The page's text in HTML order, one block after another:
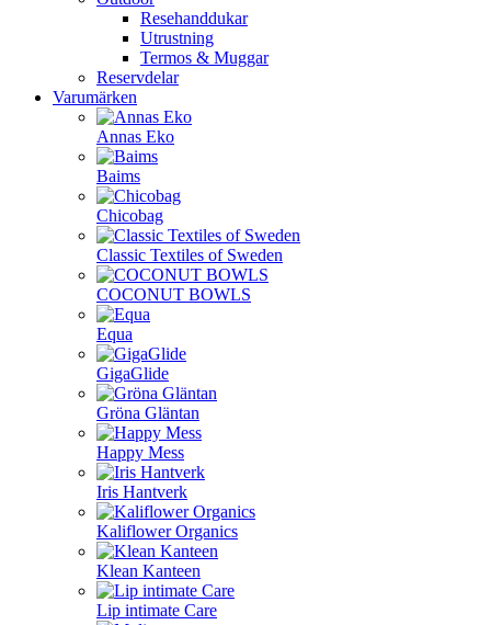
Resehanddukar
Utrustning
Termos & Muggar
Reservdelar
Varumärken
Annas Eko
Baims
Chicobag
Classic Textiles of Sweden
COCONUT BOWLS
Equa
GigaGlide
Gröna Gläntan
Happy Mess
Iris Hantverk
Kaliflower Organics
Klean Kanteen
Lip intimate Care